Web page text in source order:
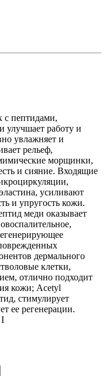
пептидами,
улучшает работу и
увлажняет и
рельеф,
морщинки,
и сияние. Входящие
усиливают
и упругость кожи.
меди оказывает
дермального
клетки,
отлично подходит
кожи; Acetyl
стимулирует
ее регенерации.
I